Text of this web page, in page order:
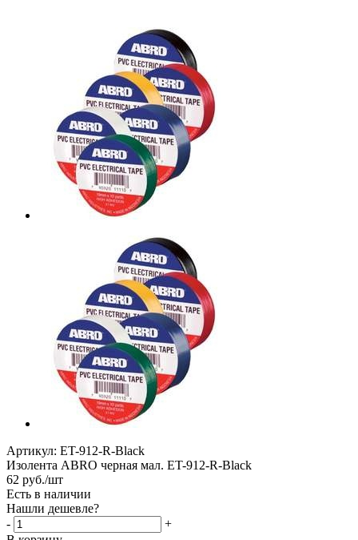
Артикул: ET-912-R-Black
Изолента ABRO черная мал. ET-912-R-Black
62 руб./шт
Есть в наличии
Нашли дешевле?
-
+